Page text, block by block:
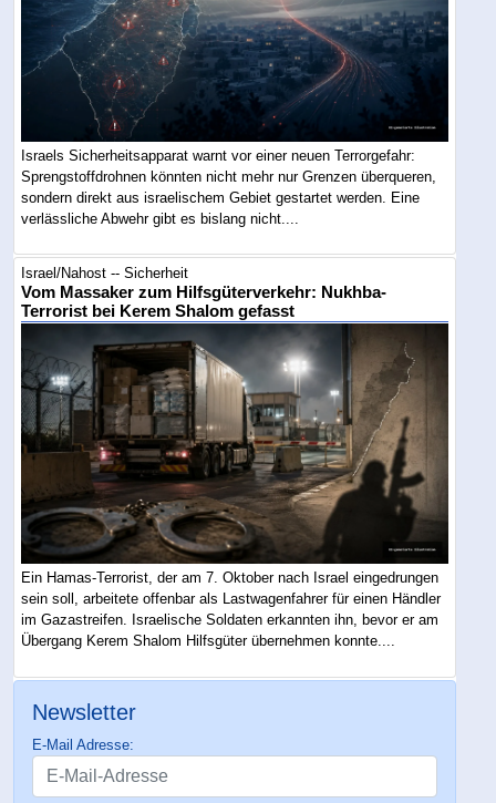
Israels Sicherheitsapparat warnt vor einer neuen Terrorgefahr:
Sprengstoffdrohnen könnten nicht mehr nur Grenzen überqueren,
sondern direkt aus israelischem Gebiet gestartet werden. Eine
verlässliche Abwehr gibt es bislang nicht....
Israel/Nahost -- Sicherheit
Vom Massaker zum Hilfsgüterverkehr: Nukhba-
Terrorist bei Kerem Shalom gefasst
Ein Hamas-Terrorist, der am 7. Oktober nach Israel eingedrungen
sein soll, arbeitete offenbar als Lastwagenfahrer für einen Händler
im Gazastreifen. Israelische Soldaten erkannten ihn, bevor er am
Übergang Kerem Shalom Hilfsgüter übernehmen konnte....
Newsletter
E-Mail Adresse: